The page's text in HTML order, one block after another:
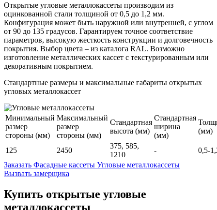
Открытые угловые металлокассеты производим из
оцинкованной стали толщиной от 0,5 до 1,2 мм.
Конфигурация может быть наружной или внутренней, с углом
от 90 до 135 градусов. Гарантируем точное соответствие
параметров, высокую жесткость конструкции и долговечность
покрытия. Выбор цвета – из каталога RAL. Возможно
изготовление металлических кассет с текстурированным или
декоративным покрытием.
Стандартные размеры и максимальные габариты открытых
угловых металлокассет
Минимальный
размер
стороны (мм)
Максимальный
размер
стороны (мм)
Стандартная
высота (мм)
Стандартная
ширина
(мм)
(мм)
125 2450
375, 585,
1210
-
0,5-
Заказать Фасадные кассеты Угловые металлокассеты
Вызвать замерщика
Купить открытые угловые
металлокассеты